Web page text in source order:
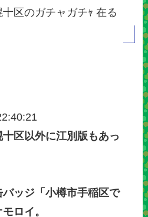
区のガチャガチｬ 在る
区以外に江別版もあっ
ッジ「小樽市手稲区で
ロイ。